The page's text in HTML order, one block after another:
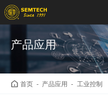
产品应用
首页 - 产品应用 - 工业控制